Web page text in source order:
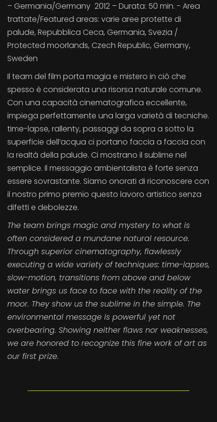
– Germania/Germany 2012 – Durata: 50 min. - Area
trattate/Featured areas: varie aree protette di
palude, Repubblica Ceca, Germania, Svezia /
Protected moorlands, Czech Republic, Germany,
Sweden
Il team del film porta magia e mistero in ciò che
spesso è considerata una risorsa naturale comune.
Con una capacità cinematografica eccellente,
impiega perfettamente una larga varietà di tecniche.
time-lapse, rallenty, passaggi da sopra a sotto la
superficie dell’acqua ci portano faccia a faccia con
la realtà della palude. Ci mostrano il sublime nel
semplice. Il messaggio ambientalista è forte senza
essere sovrastante. Siamo onorati di riconoscere con
il nostro primo premio questo lavoro artistico senza
difetti e debolezze.
The team brings magic and mystery to what is
often considered a mundane natural resource.
Through superior cinematography, flawlessly
executing a wide variety of techniques: time-lapses,
slow-motion, transitions from above and below
water brings us face to face with the reality of the
moor. They show us the sublime in the simple. The
environmental message is powerful yet not
overbearing. Showing neither flaws nor weaknesses,
we are honored to recognize this fine work of art as
our first prize.